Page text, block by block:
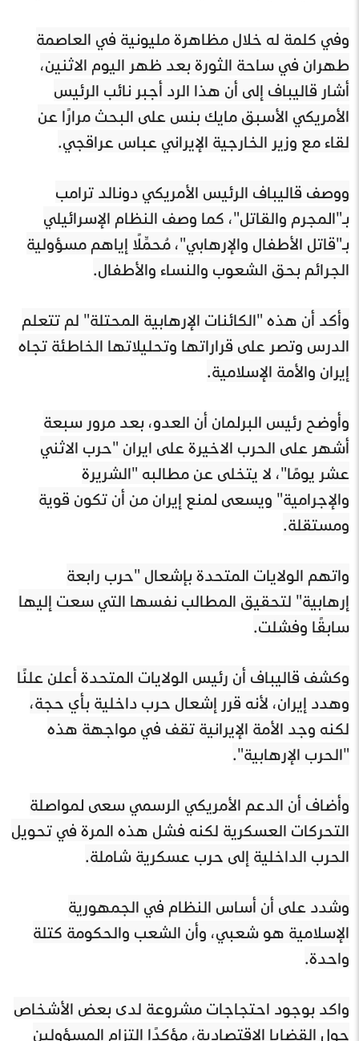
وفي كلمة له خلال مظاهرة مليونية في العاصمة
طهران في ساحة الثورة بعد ظهر اليوم الاثنين،
أشار قاليباف إلى أن هذا الرد أجبر نائب الرئيس
الأمريكي الأسبق مايك بنس على البحث مرارًا عن
لقاء مع وزير الخارجية الإيراني عباس عراقجي.
ووصف قاليباف الرئيس الأمريكي دونالد ترامب
بـ"المجرم والقاتل"، كما وصف النظام الإسرائيلي
بـ"قاتل الأطفال والإرهابي"، مُحمِّلًا إياهم مسؤولية
الجرائم بحق الشعوب والنساء والأطفال.
وأكد أن هذه "الكائنات الإرهابية المحتلة" لم تتعلم
الدرس وتصر على قراراتها وتحليلاتها الخاطئة تجاه
إيران والأمة الإسلامية.
وأوضح رئيس البرلمان أن العدو، بعد مرور سبعة
أشهر على الحرب الاخيرة على ايران "حرب الاثني
عشر يومًا"، لا يتخلى عن مطالبه "الشريرة
والإجرامية" ويسعى لمنع إيران من أن تكون قوية
ومستقلة.
واتهم الولايات المتحدة بإشعال "حرب رابعة
إرهابية" لتحقيق المطالب نفسها التي سعت إليها
سابقًا وفشلت.
وكشف قاليباف أن رئيس الولايات المتحدة أعلن علنًا
وهدد إيران، لأنه قرر إشعال حرب داخلية بأي حجة،
لكنه وجد الأمة الإيرانية تقف في مواجهة هذه
"الحرب الإرهابية".
وأضاف أن الدعم الأمريكي الرسمي سعى لمواصلة
التحركات العسكرية لكنه فشل هذه المرة في تحويل
الحرب الداخلية إلى حرب عسكرية شاملة.
وشدد على أن أساس النظام في الجمهورية
الإسلامية هو شعبي، وأن الشعب والحكومة كتلة
واحدة.
واكد بوجود احتجاجات مشروعة لدى بعض الأشخاص
حول القضايا الاقتصادية، مؤكدًا التزام المسؤولين